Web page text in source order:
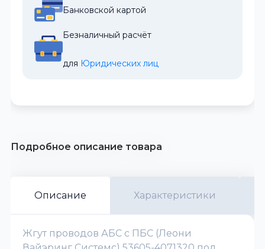
Банковской картой
Безналичный расчёт
для Юридических лиц
Подробное описание товара
Описание Характеристики
Жгут проводов АБС с ПБС (Леони